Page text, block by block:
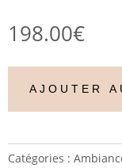
198.00€
AJOUTER
Catégories :